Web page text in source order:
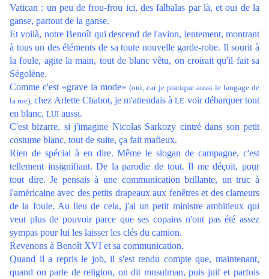
Vatican : un peu de frou-frou ici, des falbalas par là, et oui de la
ganse, partout de la ganse.
Et voilà, notre Benoît qui descend de l'avion, lentement, montrant
à tous un des éléments de sa toute nouvelle garde-robe. Il sourit à
la foule, agite la main, tout de blanc vêtu, on croirait qu'il fait sa
Ségolène.
Comme c'est «grave la mode» (oui, car je pratique aussi le langage de
la rue), chez Arlette Chabot, je m'attendais àLE voir débarquer tout
en blanc, LUI aussi.
C'est bizarre, si j'imagine Nicolas Sarkozy cintré dans son petit
costume blanc, tout de suite, ça fait mafieux.
Rien de spécial à en dire. Même le slogan de campagne, c'est
tellement insignifiant. De la parodie de tout. Il me déçoit, pour
tout dire. Je pensais à une communication brillante, un truc à
l'américaine avec des petits drapeaux aux fenêtres et des clameurs
de la foule. Au lieu de cela, j'ai un petit ministre ambitieux qui
veut plus de pouvoir parce que ses copains n'ont pas été assez
sympas pour lui les laisser les clés du camion.
Revenons à Benoît XVI et sa communication.
Quand il a repris le job, il s'est rendu compte que, maintenant,
quand on parle de religion, on dit musulman, puis juif et parfois